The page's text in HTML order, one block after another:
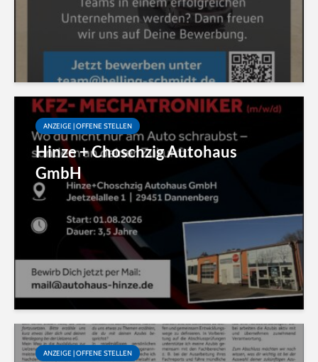
ANZEIGE | OFFENE STELLEN
Hinze + Choschzig Autohaus
GmbH
ANZEIGE | OFFENE STELLEN